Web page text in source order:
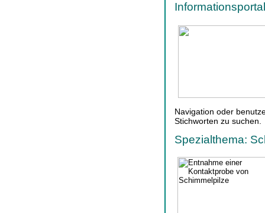
Informationsportal
Navigation oder
Stichworten zu suchen.
Spezialthema: